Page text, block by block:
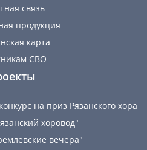
связь
продукция
карта
СВО
на приз Рязанского хора
хоровод"
вечера"